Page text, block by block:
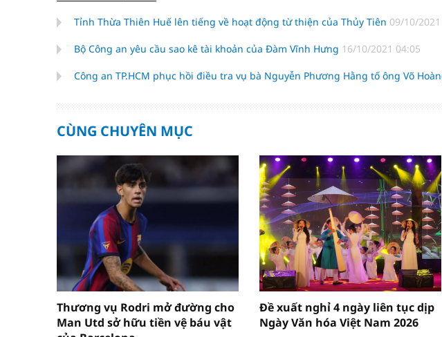
Tỉnh Thừa Thiên Huế lên tiếng về hoạt động từ thiện của Thủy Tiên 09/10/
Bộ Công an yêu cầu sao kê tài khoản của Đàm Vĩnh Hưng 16/10/2021 04:05
Công an TP.HCM phục hồi điều tra vụ bà Nguyễn Phương Hằng tố ông Võ
CÙNG CHUYÊN MỤC
Thương vụ Rodri mở đường cho
Man Utd sở hữu tiền vệ báu vật
Đề xuất nghỉ 4 ngày liên tục dịp
Ngày Văn hóa Việt Nam 2026